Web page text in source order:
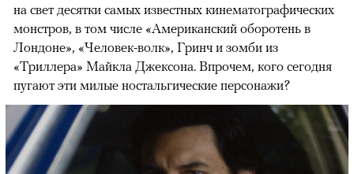
на свет десятки самых известных кинематографических
монстров, в том числе «Американский оборотень в
Лондоне», «Человек-волк», Гринч и зомби из
«Триллера» Майкла Джексона. Впрочем, кого сегодня
пугают эти милые ностальгические персонажи?